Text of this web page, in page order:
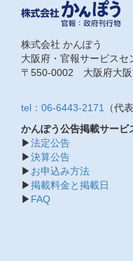
株式会社 かんぽう
大阪府・官報サービスセ
〒550-0002 大阪府大阪
tel：06-6443-2171
（代表
かんぽう公告掲載サービ
▶法定公告
▶決算公告
▶ お申込み方法
▶掲載料金と掲載日
▶ FAQ